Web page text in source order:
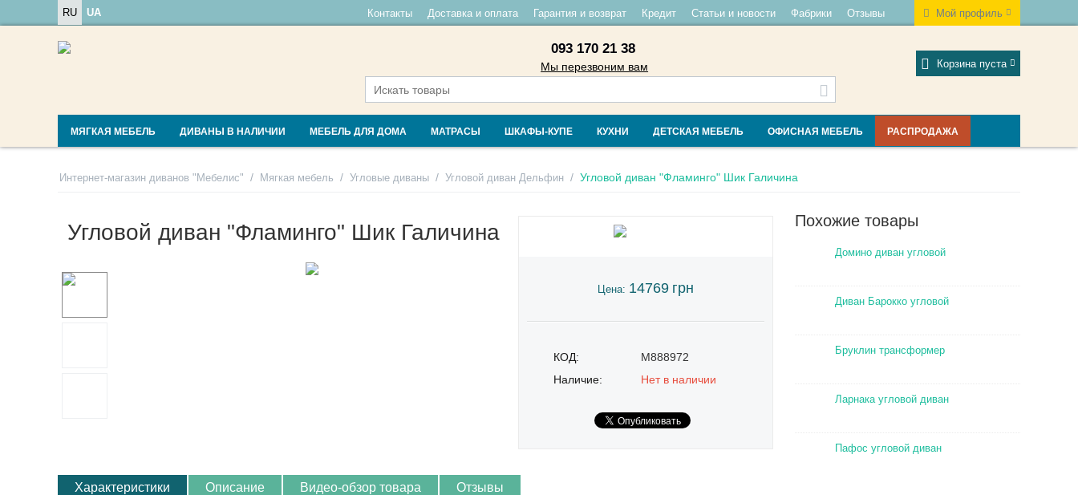
RU UA Мой профиль
Контакты Доставка и оплата Гарантия и возврат Кредит Статьи и новости Фабрики Отзывы
093 170 21 38
Мы перезвоним вам Корзина пуста
МЯГКАЯ МЕБЕЛЬ ДИВАНЫ В НАЛИЧИИ МЕБЕЛЬ ДЛЯ ДОМА МАТРАСЫ ШКАФЫ-КУПЕ КУХНИ ДЕТСКАЯ МЕБЕЛЬ ОФИСНАЯ МЕБЕЛЬ РАСПРОДАЖА
Интернет-магазин диванов "Мебелис" / Мягкая мебель / Угловые диваны / Угловой диван Дельфин / Угловой диван "Фламинго" Шик Галичина
Угловой диван "Фламинго" Шик Галичина
Цена: 14769 грн
КОД:
M888972
Наличие:
Нет в наличии
Характеристики Описание Видео-обзор товара Отзывы
Похожие товары
Домино диван угловой
Диван Барокко угловой
Бруклин трансформер
Ларнака угловой диван
Пафос угловой диван